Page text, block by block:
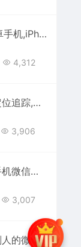
iPhone监控安卓手机,iPhone远程监控华为手机软件
4,312
小米手机监控定位追踪,小米手机远程监控同屏APP
3,906
如何监控别人手机微信聊天记录和手机屏幕摄像头
3,007
如何远程同步别人的微信聊天记录,情侣手机同步神器